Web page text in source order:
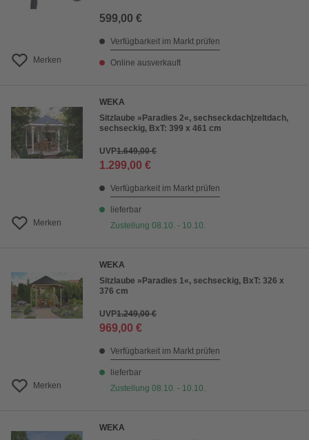
Merken
599,00 €
Verfügbarkeit im Markt prüfen
Online ausverkauft
Merken
WEKA
Sitzlaube »Paradies 2«, sechseckdach|zeltdach,
sechseckig, BxT: 399 x 461 cm
UVP1.649,00 €
1.299,00 €
Verfügbarkeit im Markt prüfen
lieferbar
Zustellung 08.10. - 10.10.
Merken
WEKA
Sitzlaube »Paradies 1«, sechseckig, BxT: 326 x
376 cm
UVP1.249,00 €
969,00 €
Verfügbarkeit im Markt prüfen
lieferbar
Zustellung 08.10. - 10.10.
WEKA